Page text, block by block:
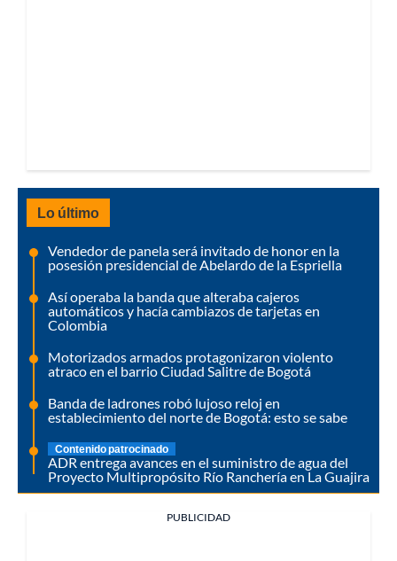
Lo último
Vendedor de panela será invitado de honor en la
posesión presidencial de Abelardo de la Espriella
Así operaba la banda que alteraba cajeros
automáticos y hacía cambiazos de tarjetas en
Colombia
Motorizados armados protagonizaron violento
atraco en el barrio Ciudad Salitre de Bogotá
Banda de ladrones robó lujoso reloj en
establecimiento del norte de Bogotá: esto se sabe
Contenido patrocinado
ADR entrega avances en el suministro de agua del
Proyecto Multipropósito Río Ranchería en La Guajira
PUBLICIDAD